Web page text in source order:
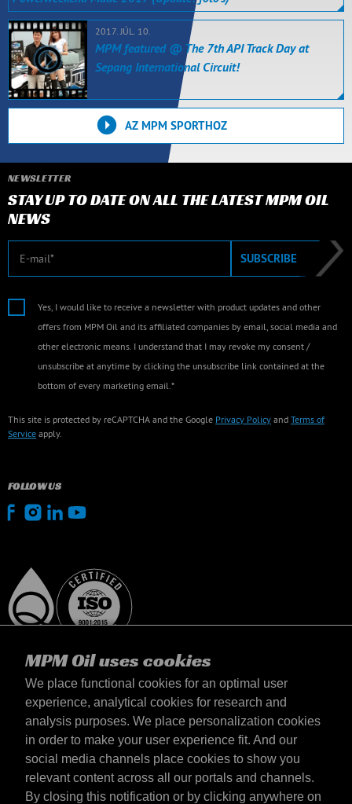
MPM Oil uses cookies
We place functional cookies for an optimal user
experience, analytical cookies for research and
analysis purposes. We place personalization cookies
in order to make your user experience fit. And our
social media channels place cookies to show you
relevant content across all our portals and channels.
By closing this notification or by clicking anywhere on
2017. JÚL. 10.
MPM featured @ The 7th API Track Day at
Sepang International Circuit!
AZ MPM SPORTHOZ
NEWSLETTER
STAY UP TO DATE ON ALL THE LATEST MPM OIL
NEWS
SUBSCRIBE
Yes, I would like to receive a newsletter with product updates and other
offers from MPM Oil and its affiliated companies by email, social media and
other electronic means. I understand that I may revoke my consent /
unsubscribe at anytime by clicking the unsubscribe link contained at the
bottom of every marketing email.*
This site is protected by reCAPTCHA and the Google Privacy Policy and Terms of
Service apply.
FOLLOW US
Magyarország
Elérhetőség
Általános szerződési feltételek
Szállítási feltételek